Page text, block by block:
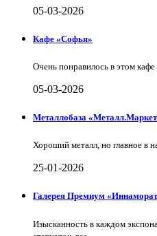
05-03-2026
Кафе «Софья»
Очень понравилось в этом кафе
05-03-2026
Металлобаза
Хороший металл, но главное в
25-01-2026
Галерея Премиум
Изысканность в каждом